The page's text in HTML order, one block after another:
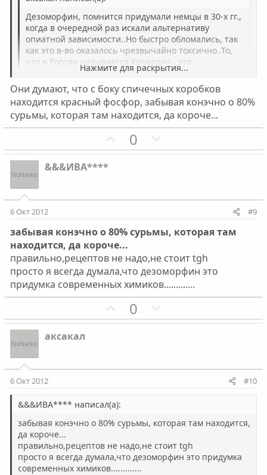
г
о
л
о
с
г
о
л
о
с
Дезоморфин, помнится придумали немцы в 30-х гг.,
когда в очередной раз искали альтернативу
опиатной зависимости..Но быстро обломались, так
как это в-во оказалось чрезвычайно токсично..То,
что в России называется Крокодил - это
попытка(наибездарнейшая естественно) создать
продукт вышеназванный.. Не буду(не нужно это)
разбирать миллион ошибок, которые допускают
местные химики, хочу только отметить что
создаваемая жуткая смесь гробит здоровье наглухо.
Причем пролонгированно..Если организм молодой,
последствия всплывут со временем(не беру уже во
внимание репродуктивную деятельность девушки -
там кердык быстрый)..Если ее задача умереть в
страшных мучениях от допустим рака селезенки
или печени(там мед.наркотики от боли не
спасают)она нашла самый удобный и быстрый
вариант..
Нажмите для раскрытия...
охринеть...............и чего они тоже спички
использовали???????????или я путаю???????????? спасибо
всевышнему,что во времена моего употребления не
было этого..............ни тропика ни хуепика....максимум
чем разбовляла гер это пиполфен..зачем? хз.......
дура.................ели слезла с него.........
Нажмите для раскрытия...
Они думают, что с боку спичечных коробков
находится красный фосфор, забывая конэчно о 80%
сурьмы, которая там находится, да короче...
П
о
т
в
н
ы
й
г
о
о
0
е
т
н
ы
й
г
о
о
&&&ИВА****
6 Окт 2012 #9
забывая конэчно о 80% сурьмы, которая там
находится, да короче...
правильно,рецептов не надо,не стоит tgh
просто я всегда думала,что дезоморфин это
придумка современных химиков.............
П
о
т
н
ы
г
о
0
е
т
ы
г
о
аксакал
6 Окт 2012 #10
&&&ИВА**** написал(а):
забывая конэчно о 80% сурьмы, которая там находится,
да короче...
правильно,рецептов не надо,не стоит tgh
просто я всегда думала,что дезоморфин это придумка
современных химиков.............